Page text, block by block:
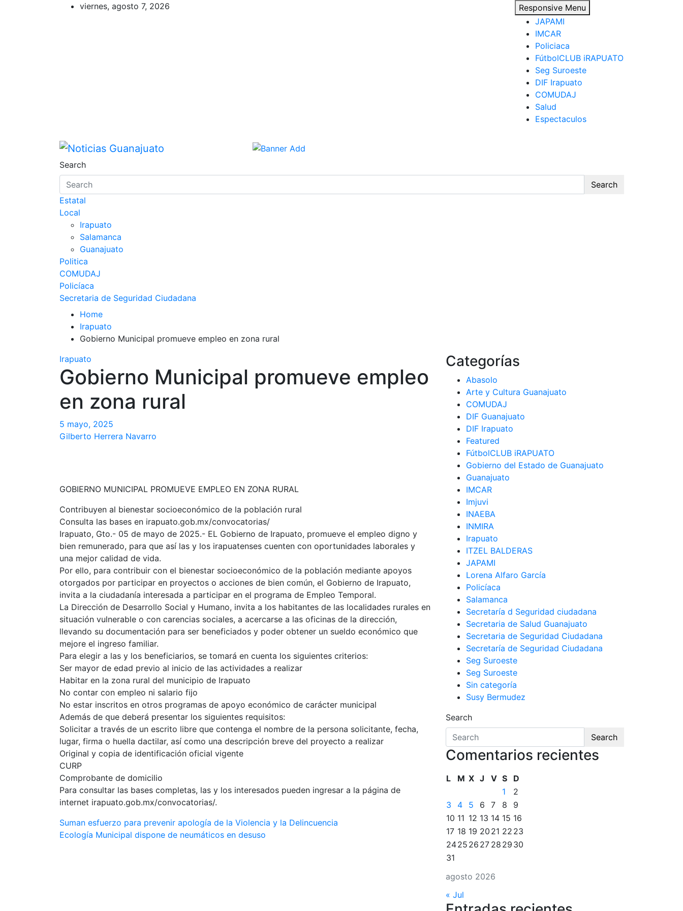
viernes, agosto 7, 2026
Responsive Menu
JAPAMI
IMCAR
Policiaca
FútbolCLUB iRAPUATO
Seg Suroeste
DIF Irapuato
COMUDAJ
Salud
Espectaculos
Noticias Guanajuato
Search
Search
Estatal
Local
Irapuato
Salamanca
Guanajuato
Politica
COMUDAJ
Policíaca
Secretaria de Seguridad Ciudadana
Home
Irapuato
Gobierno Municipal promueve empleo en zona rural
Irapuato
Gobierno Municipal promueve empleo
en zona rural
5 mayo, 2025
Gilberto Herrera Navarro
GOBIERNO MUNICIPAL PROMUEVE EMPLEO EN ZONA RURAL
Contribuyen al bienestar socioeconómico de la población rural
Consulta las bases en irapuato.gob.mx/convocatorias/
Irapuato, Gto.- 05 de mayo de 2025.- EL Gobierno de Irapuato, promueve el empleo digno y
bien remunerado, para que así las y los irapuatenses cuenten con oportunidades laborales y
una mejor calidad de vida.
Por ello, para contribuir con el bienestar socioeconómico de la población mediante apoyos
otorgados por participar en proyectos o acciones de bien común, el Gobierno de Irapuato,
invita a la ciudadanía interesada a participar en el programa de Empleo Temporal.
La Dirección de Desarrollo Social y Humano, invita a los habitantes de las localidades rurales en
situación vulnerable o con carencias sociales, a acercarse a las oficinas de la dirección,
llevando su documentación para ser beneficiados y poder obtener un sueldo económico que
mejore el ingreso familiar.
Para elegir a las y los beneficiarios, se tomará en cuenta los siguientes criterios:
Ser mayor de edad previo al inicio de las actividades a realizar
Habitar en la zona rural del municipio de Irapuato
No contar con empleo ni salario fijo
No estar inscritos en otros programas de apoyo económico de carácter municipal
Además de que deberá presentar los siguientes requisitos:
Solicitar a través de un escrito libre que contenga el nombre de la persona solicitante, fecha,
lugar, firma o huella dactilar, así como una descripción breve del proyecto a realizar
Original y copia de identificación oficial vigente
CURP
Comprobante de domicilio
Para consultar las bases completas, las y los interesados pueden ingresar a la página de
internet irapuato.gob.mx/convocatorias/.
Navegación
de
Suman esfuerzo para prevenir apología de la Violencia y la Delincuencia
Ecología Municipal dispone de neumáticos en desuso
Categorías
Abasolo
Arte y Cultura Guanajuato
COMUDAJ
DIF Guanajuato
DIF Irapuato
Featured
FútbolCLUB iRAPUATO
Gobierno del Estado de Guanajuato
Guanajuato
IMCAR
Imjuvi
INAEBA
INMIRA
Irapuato
ITZEL BALDERAS
JAPAMI
Lorena Alfaro García
Policíaca
Salamanca
Secretaría d Seguridad ciudadana
Secretaria de Salud Guanajuato
Secretaria de Seguridad Ciudadana
Secretaría de Seguridad Ciudadana
Seg Suroeste
Seg Suroeste
Sin categoría
Susy Bermudez
Search
Search
Comentarios recientes
agosto 2026
L M X J V S
D
1
2
3
4 5 6 7 8
9
10 11 12 13 14 15 16
17 18 19 20 21 22 23
2425 26 27 28 29 30
31
« Jul